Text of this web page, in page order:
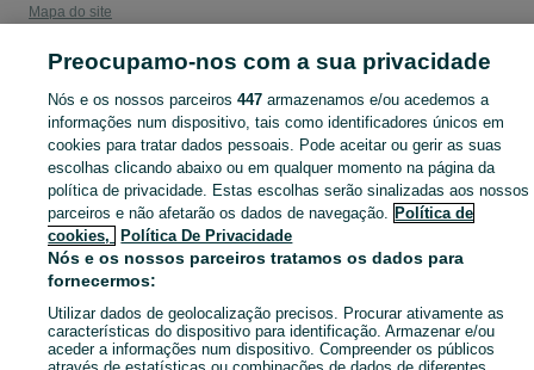
Mapa do site
Mapa de mini-sites
Pesquisas populares
Preocupamo-nos com a sua privacidade
Nós e os nossos parceiros447 armazenamos e/ou acedemos a
informações num dispositivo, tais como identificadores únicos em
cookies para tratar dados pessoais. Pode aceitar ou gerir as suas
escolhas clicando abaixo ou em qualquer momento na página da
política de privacidade. Estas escolhas serão sinalizadas aos nossos
parceiros e não afetarão os dados de navegação. Política de
cookies,
Política De Privacidade
Nós e os nossos parceiros tratamos os dados para
fornecermos:
Utilizar dados de geolocalização precisos. Procurar ativamente as
características do dispositivo para identificação. Armazenar e/ou
aceder a informações num dispositivo. Compreender os públicos